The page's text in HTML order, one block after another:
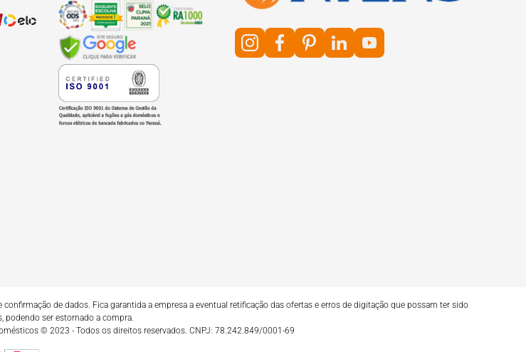
de dados. Fica garantida a empresa a eventual retificação das ofertas e erros de digitação que possam ter sido
podendo ser estornado a compra.
© 2023 - Todos os direitos reservados. CNPJ: 78.242.849/0001-69